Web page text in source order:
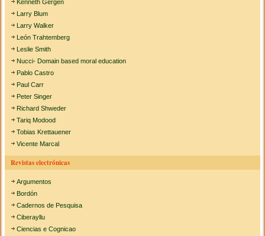
Kenneth Gergen
Larry Blum
Larry Walker
León Trahtemberg
Leslie Smith
Nucci- Domain based moral education
Pablo Castro
Paul Carr
Peter Singer
Richard Shweder
Tariq Modood
Tobias Krettauener
Vicente Marcal
Revistas electrónicas
Argumentos
Bordón
Cadernos de Pesquisa
Ciberayllu
Ciencias e Cognicao